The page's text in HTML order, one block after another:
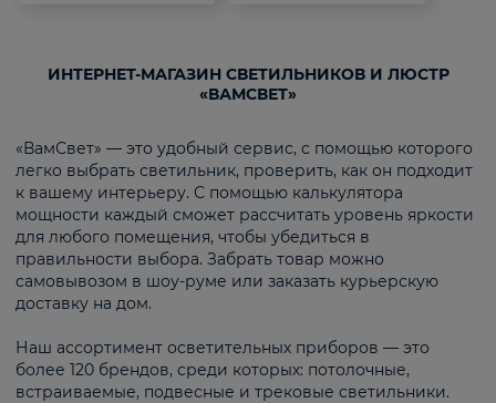
ИНТЕРНЕТ-МАГАЗИН СВЕТИЛЬНИКОВ И ЛЮСТР
«ВАМСВЕТ»
«ВамСвет» — это удобный сервис, с помощью которого
легко выбрать светильник, проверить, как он подходит
к вашему интерьеру. С помощью калькулятора
мощности каждый сможет рассчитать уровень яркости
для любого помещения, чтобы убедиться в
правильности выбора. Забрать товар можно
самовывозом в шоу-руме или заказать курьерскую
доставку на дом.
Наш ассортимент осветительных приборов — это
более 120 брендов, среди которых: потолочные,
встраиваемые, подвесные и трековые светильники.